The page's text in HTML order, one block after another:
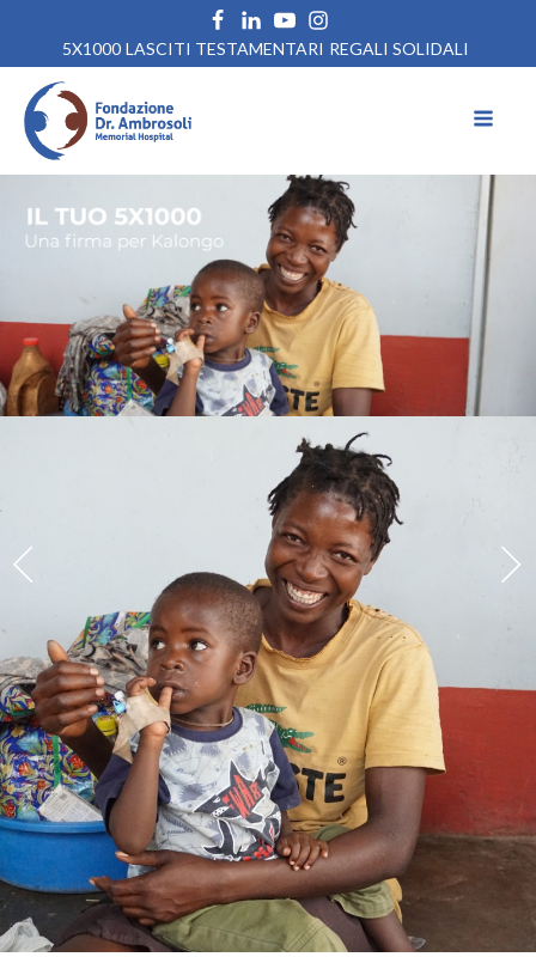
5X1000 LASCITI TESTAMENTARI REGALI SOLIDALI